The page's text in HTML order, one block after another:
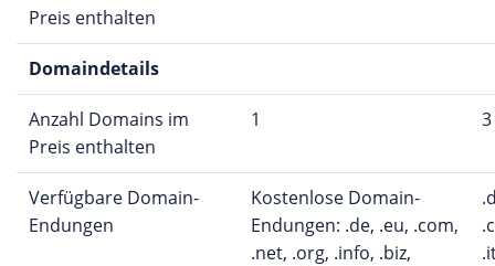
Preis enthalten
Domaindetails
Anzahl Domains im
Preis enthalten
1 3
Verfügbare Domain-
Endungen
Kostenlose Domain-
Endungen: .de, .eu, .com,
.net, .org, .info, .biz,